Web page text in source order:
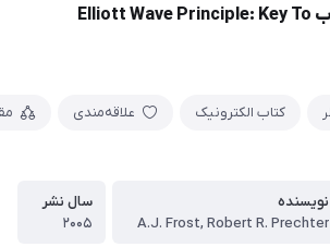
فایل الکترونیک کتاب Elliott Wave Principle: Key To
کتاب الکترونیک علاقه‌مندی
نویسنده
A.J. Frost, Robert R. Prechter
سال نشر
۲۰۰۵